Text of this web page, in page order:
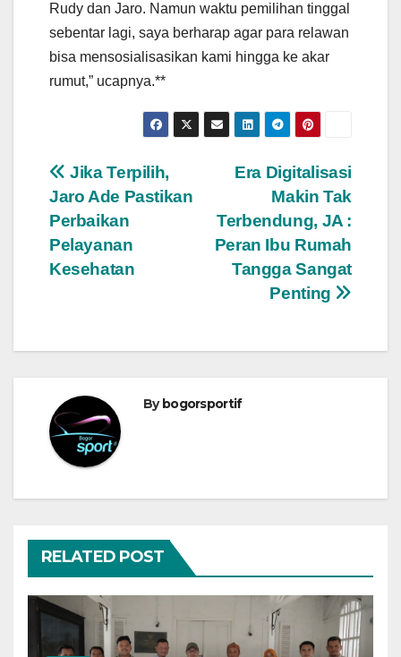
Rudy dan Jaro. Namun waktu pemilihan tinggal
sebentar lagi, saya berharap agar para relawan
bisa mensosialisasikan kami hingga ke akar
rumut,” ucapnya.**
Navigasi
pos
Era Digitalisasi
Makin Tak
Terbendung, JA :
Peran Ibu Rumah
Tangga Sangat
Penting
Jika Terpilih,
Jaro Ade Pastikan
Perbaikan
Pelayanan
Kesehatan
Bybogorsportif
RELATED POST